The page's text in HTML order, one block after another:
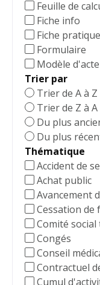
Feuille de
Fiche info
Fiche pratique
Formulaire
Modèle d'acte
Trier par
Trier de A à Z
Trier de Z à A
Du plus
Du plus
Thématique
Accident de
Achat public
Avancement
Cessation de
Comité
Congés
Conseil
Contractuel
Cumul